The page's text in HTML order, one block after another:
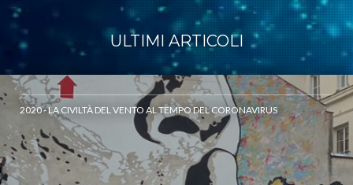
ULTIMI ARTICOLI
2020 - LA CIVILTÀ DEL VENTO AL TEMPO DEL CORONAVIRUS